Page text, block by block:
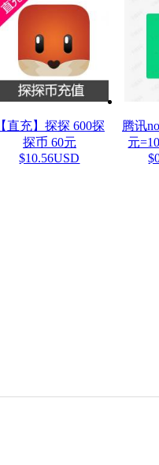
【直充】探探 600探
探币 60元
$10.56USD
腾讯
元